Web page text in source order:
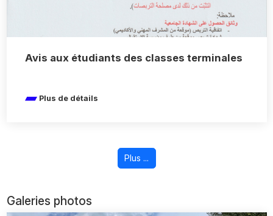
Avis aux étudiants des classes terminales
Plus de détails
Plus ...
Galeries photos